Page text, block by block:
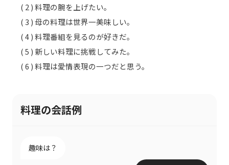
( 2 ) 料理の腕を上げたい。
( 3 ) 母の料理は世界一美味しい。
( 4 ) 料理番組を見るのが好きだ。
( 5 ) 新しい料理に挑戦してみた。
( 6 ) 料理は愛情表現の一つだと思う。
料理の会話例
趣味は？